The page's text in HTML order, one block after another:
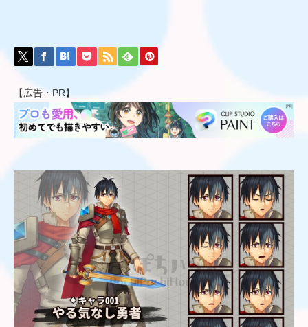
【広告・PR】